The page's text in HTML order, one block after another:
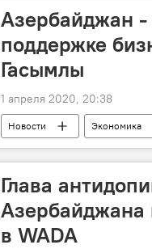
Азербайджан -
поддержке
Гасымлы
1 апреля 2020, 20:38
Новости Экономика
Поддержка
Вюсал
Глава
Азербайджана
в WADA